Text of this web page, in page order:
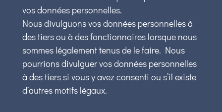
vos données personnelles.
Nous divulguons vos données personnelles à
des tiers ou à des fonctionnaires lorsque nous
sommes légalement tenus de le faire. Nous
pourrions divulguer vos données personnelles
à des tiers si vous y avez consenti ou s’il existe
d’autres motifs légaux.